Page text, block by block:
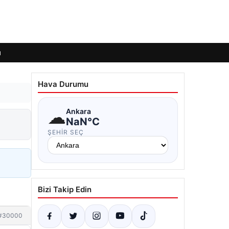
Hava Durumu
☁Ankara
NaN°C
ŞEHIR SEÇ
Bizi Takip Edin